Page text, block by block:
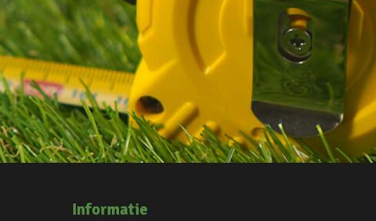
Informatie